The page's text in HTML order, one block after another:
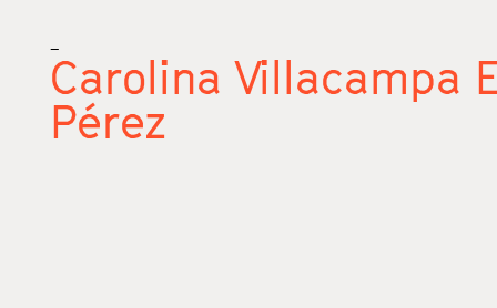
_
Carolina Villacampa
Pérez